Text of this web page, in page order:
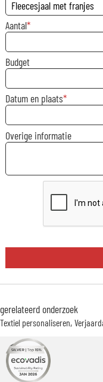
Aantal
Budget
Datum en plaats
Overige informatie
gerelateerd onderzoek
Textiel personaliseren